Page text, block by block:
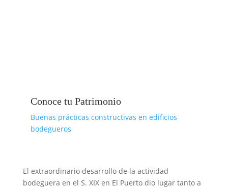
Conoce tu Patrimonio
Buenas prácticas constructivas en edificios
bodegueros
El extraordinario desarrollo de la actividad
bodeguera en el S. XIX en El Puerto dio lugar tanto a